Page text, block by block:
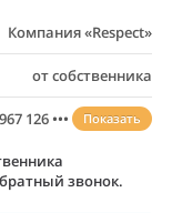
Компания «Respect»
от собственника
126 ••• Показать
звонок.